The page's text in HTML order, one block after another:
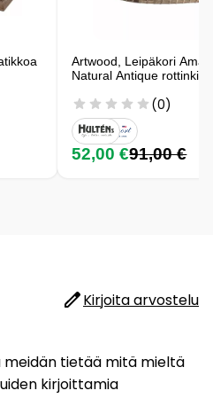
Artwood, Leipäkori
Natural Antique rottinki
(0)
52,00 €91,00 €
Kirjoita arvostelu
meidän tietää mitä mieltä
kirjoittamia